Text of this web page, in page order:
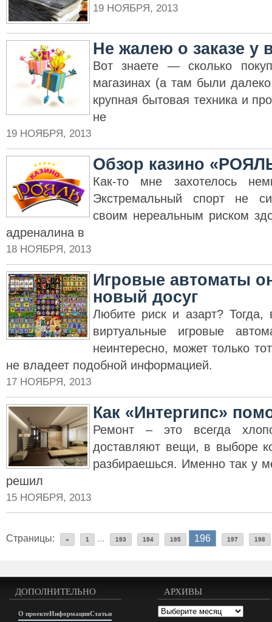
19 НОЯБРЯ, 2013
Не жалею о заказе у
Вот знаете — сколько
магазинах (а там были
крупная бытовая техника и
не
19 НОЯБРЯ, 2013
Обзор казино
Как-то мне захотелось
Экстремальный спорт не
своим нереальным риском
адреналина в
18 НОЯБРЯ, 2013
Игровые автоматы
новый досуг
Любите риск и азарт?
виртуальные игровые
неинтересно, может только
не владеет подобной информацией.
17 НОЯБРЯ, 2013
Как «Интергипс»
Ремонт – это всегда
доставляют вещи, в выборе
разбираешься. Именно так у
решил
15 НОЯБРЯ, 2013
Страницы: « 1 ... 193 194 195 196 197 198
ДОПОЛНИТЕЛЬНО
О проектеИнформацияСтатьи
АРХИВЫ
Архивы